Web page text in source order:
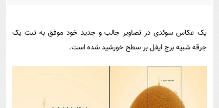
مجله تصویری سلاح
ورزش
خواندنی ها و دیدنی ها
داستان کوتاه
آموزش زبان
یک عکاس سوئدی در تصاویر جالب و جدید خود موفق به ثبت یک
جرقه شبیه برج ایفل بر سطح خورشید شده است.